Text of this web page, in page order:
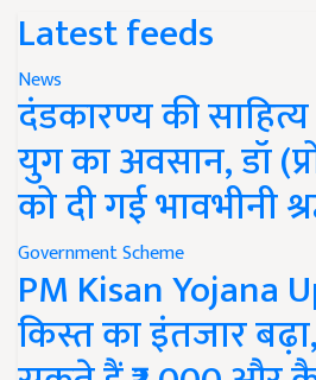
Latest feeds
News
दंडकारण्य की
युग का अवसान, डॉ
को दी गई भावभीनी
Government Scheme
PM Kisan Yojana
किस्त का इंतजार